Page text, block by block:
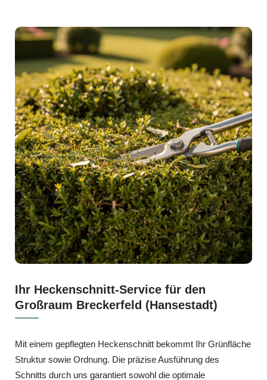
Ihr Heckenschnitt-Service für den
Großraum Breckerfeld (Hansestadt)
Mit einem gepflegten Heckenschnitt bekommt Ihr Grünfläche
Struktur sowie Ordnung. Die präzise Ausführung des
Schnitts durch uns garantiert sowohl die optimale